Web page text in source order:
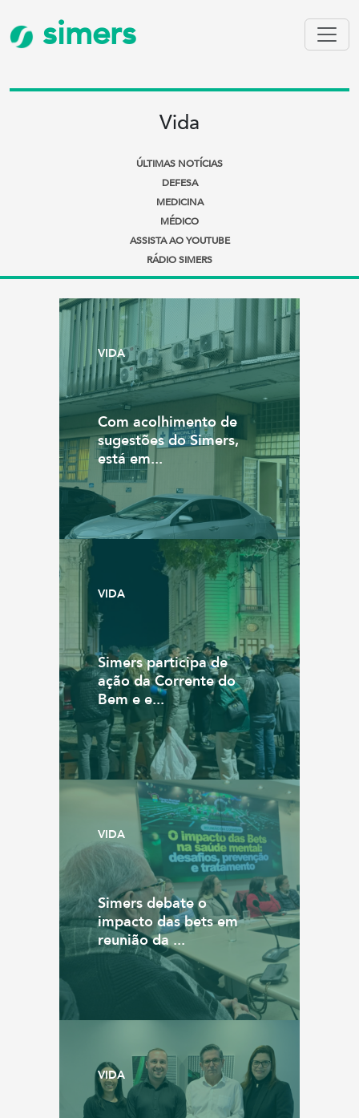
simers
Vida
ÚLTIMAS NOTÍCIAS
DEFESA
MEDICINA
MÉDICO
ASSISTA AO YOUTUBE
RÁDIO SIMERS
VIDA
Com acolhimento de
sugestões do Simers,
está em...
VIDA
Simers participa de
ação da Corrente do
Bem e e...
VIDA
Simers debate o
impacto das bets em
reunião da ...
VIDA